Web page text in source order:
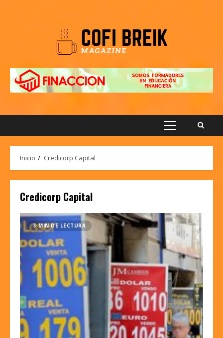
Menú
Inicio Credicorp Capital
Credicorp Capital
3 MIN DE LECTURA